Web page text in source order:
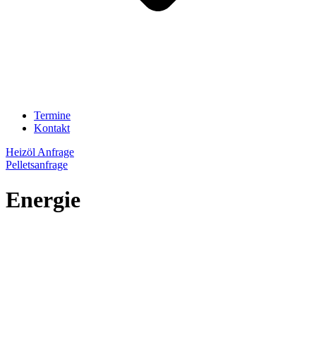
Termine
Kontakt
Heizöl Anfrage
Pelletsanfrage
Energie